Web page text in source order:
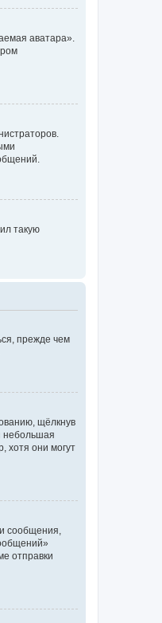
аватара».
такую
прежде чем
щёлкнув
небольшая
хотя они могут
сообщения,
отправки